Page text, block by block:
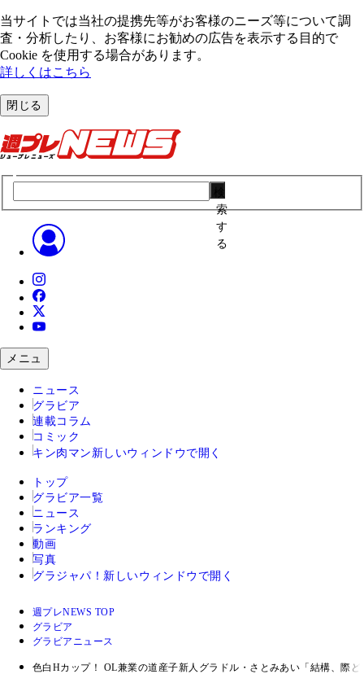
当サイトでは当社の提携先等がお客様のニーズ等について調
査・分析したり、お客様にお勧めの広告を表⽰する⽬的で
Cookie を使⽤する場合があります。
詳しくはこちら
閉じる
索
す
る
メニュ
ニュース
グラビア
連載コラム
コミック
キン肉マン 新しいウィンドウで開く
トップ
グラビア一覧
ニュース
ランキング
動画
写真
グラジャパ！ 新しいウィンドウで開く
週プレNEWS TOP
グラビア
グラビアニュース
色白Hカップ！ OL兼業の道産子新人グラドル・さとみあい「結構、際